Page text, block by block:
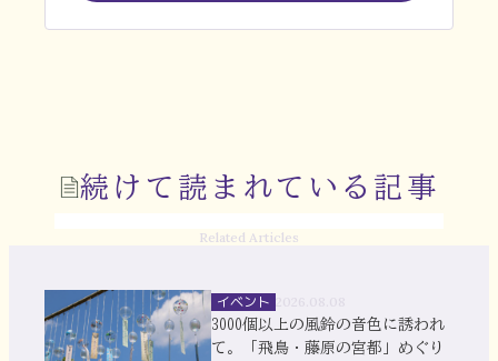
続けて読まれている記事
Related Articles
イベント
3000個以上の風鈴の音色に誘われ
て。「飛鳥・藤原の宮都」めぐり